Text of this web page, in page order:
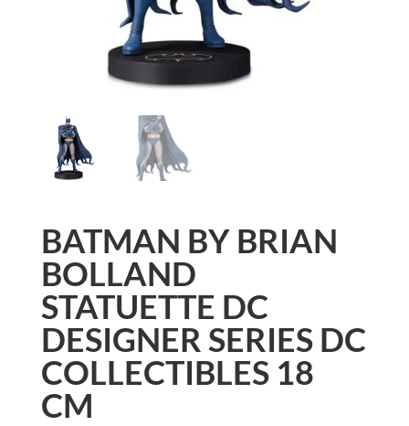
BATMAN BY BRIAN
BOLLAND
STATUETTE DC
DESIGNER SERIES DC
COLLECTIBLES 18
CM